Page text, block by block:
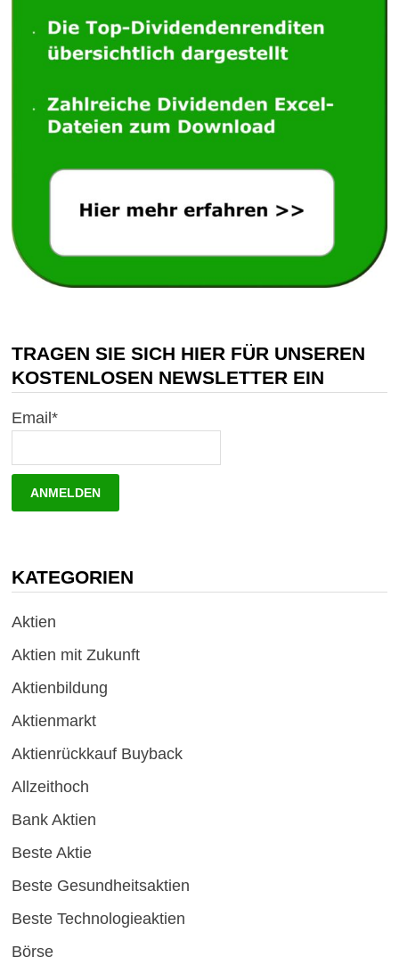
TRAGEN SIE SICH HIER FÜR UNSEREN
KOSTENLOSEN NEWSLETTER EIN
Email*
KATEGORIEN
Aktien
Aktien mit Zukunft
Aktienbildung
Aktienmarkt
Aktienrückkauf Buyback
Allzeithoch
Bank Aktien
Beste Aktie
Beste Gesundheitsaktien
Beste Technologieaktien
Börse